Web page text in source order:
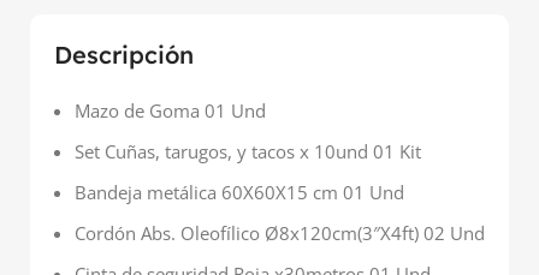
Descripción
Mazo de Goma 01 Und
Set Cuñas, tarugos, y tacos x 10und 01 Kit
Bandeja metálica 60X60X15 cm 01 Und
Cordón Abs. Oleofílico Ø8x120cm(3″X4ft) 02 Und